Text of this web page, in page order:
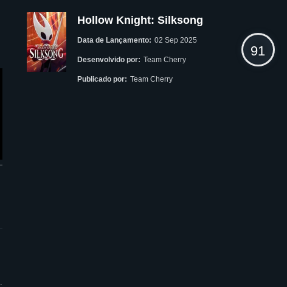
Hollow Knight: Silksong
Data de Lançamento: 02 Sep 2025
Desenvolvido por: Team Cherry
Publicado por: Team Cherry
91